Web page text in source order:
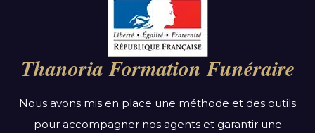
Auvergne-Rhône-Alpes
Bourgogne-Franche-Comté
Bretagne
Centre-Val de Loire
Grand Est
Thanoria Formation Funéraire
Nous avons mis en place une méthode et des outils
pour accompagner nos agents et garantir une